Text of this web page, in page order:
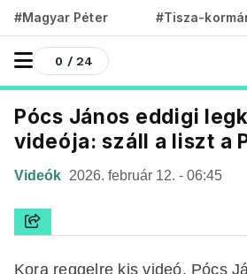
#Magyar Péter #Tisza-
0 / 24
Pócs János eddigi
videója: száll a liszt a
Videók 2026. február 12. - 06:45
Kora reggelre kis videó, Pócs